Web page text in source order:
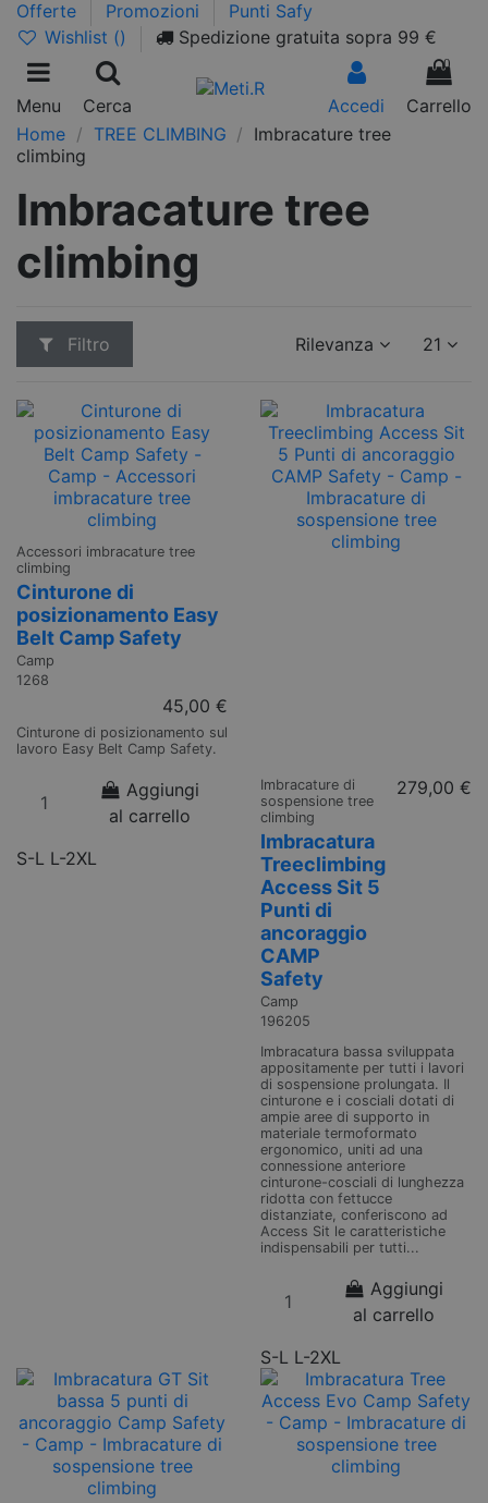
Offerte Promozioni
Punti Safy
Wishlist () Spedizione gratuita sopra 99 €
Menu Cerca Accedi
0
Carrello
Home
TREE CLIMBING
Imbracature tree
climbing
Imbracature tree
climbing
Filtro Rilevanza 21
Accessori imbracature tree
climbing
Cinturone di
posizionamento Easy
Belt Camp Safety
Camp
1268
45,00 €
Cinturone di posizionamento sul
lavoro Easy Belt Camp Safety.
Aggiungi
al carrello
S-L L-2XL
Imbracature di
sospensione tree
climbing
Imbracatura
Treeclimbing
Access Sit 5
Punti di
ancoraggio
CAMP
Safety
Camp
196205
279,00 €
Imbracatura bassa sviluppata
appositamente per tutti i lavori
di sospensione prolungata. Il
cinturone e i cosciali dotati di
ampie aree di supporto in
materiale termoformato
ergonomico, uniti ad una
connessione anteriore
cinturone-cosciali di lunghezza
ridotta con fettucce
distanziate, conferiscono ad
Access Sit le caratteristiche
indispensabili per tutti...
Aggiungi
al carrello
S-L L-2XL